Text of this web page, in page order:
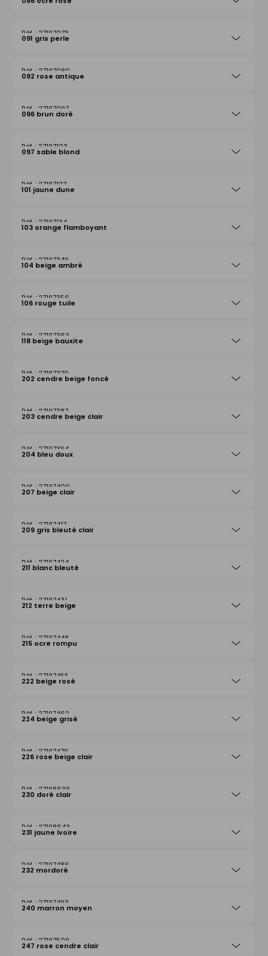
27197073
091 gris perle
27197080
092 rose antique
27197097
096 brun doré
27197103
097 sable blond
27197127
101 jaune dune
27197134
103 orange flamboyant
27197349
104 beige ambré
27197356
106 rouge tuile
27197363
118 beige bauxite
27197370
202 cendre beige foncé
27197387
203 cendre beige clair
27197394
204 bleu doux
27197400
207 beige clair
27197417
209 gris bleuté clair
27197424
211 blanc bleuté
27197431
212 terre beige
27197448
215 ocre rompu
27197455
222 beige rosé
27197462
224 beige grisé
27197479
226 rose beige clair
27198636
230 doré clair
27198643
231 jaune ivoire
27197486
232 mordoré
27197493
240 marron moyen
27197509
247 rose cendre clair